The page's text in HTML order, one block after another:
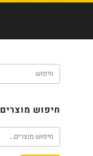
חיפוש מוצרים